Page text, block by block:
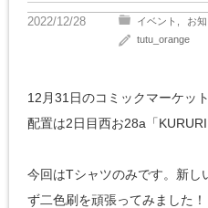
イベント お
tutu_orange
12月31日のコミックマーケッ
配置は2日目西お28a「
今回はTシャツのみです。新し
ず二色刷を頑張ってみました